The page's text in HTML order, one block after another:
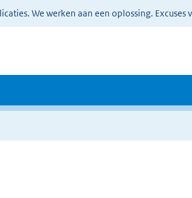
We werken aan een oplossing. Excuses